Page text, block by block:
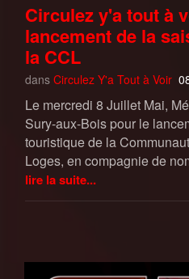
Circulez y'a tout à
lancement de la
la CCL
dans Circulez Y'a Tout à Voir
Le mercredi 8 Juillet Mai,
Sury-aux-Bois pour le
touristique de la
Loges, en compagnie de
lire la suite...